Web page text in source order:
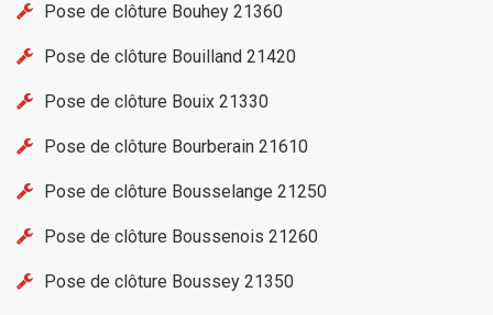
Pose de clôture Bouhey 21360
Pose de clôture Bouilland 21420
Pose de clôture Bouix 21330
Pose de clôture Bourberain 21610
Pose de clôture Bousselange 21250
Pose de clôture Boussenois 21260
Pose de clôture Boussey 21350